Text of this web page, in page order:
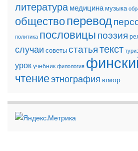
литература медицина музыка
обществоперевод
политика пословицы поэзия
случаи советыстатьятекст
урок учебник филология
чтениеэтнография юмор